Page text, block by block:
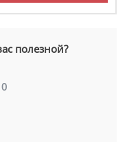
полезной?
0